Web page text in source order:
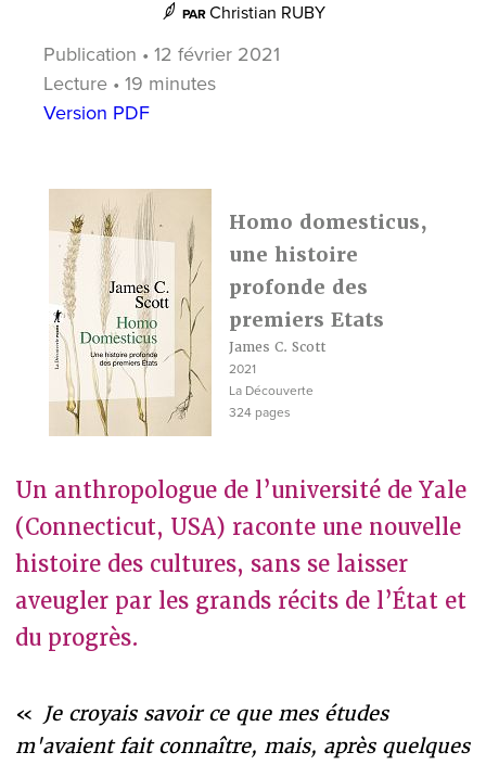
PAR Christian RUBY
Publication • 12 février 2021
Lecture • 19 minutes
Version PDF
Homo domesticus,
une histoire
profonde des
premiers Etats
James C. Scott
2021
La Découverte
324 pages
Un anthropologue de l’université de Yale
(Connecticut, USA) raconte une nouvelle
histoire des cultures, sans se laisser
aveugler par les grands récits de l’État et
du progrès.
« Je croyais savoir ce que mes études
m'avaient fait connaître, mais, après quelques